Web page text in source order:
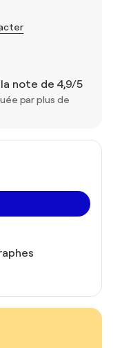
note de 4,9/5
par plus de